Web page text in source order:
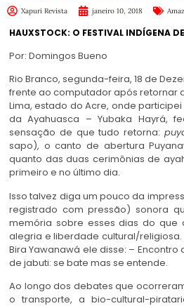
Xapuri Revista janeiro 10, 2018
HAUXSTOCK: O FESTIVAL INDÍGENA
Por: Domingos Bueno
Rio Branco, segunda-feira, 18 de
frente ao computador após retornar
Lima, estado do Acre, onde
da Ayahuasca – Yubaka Hayrá,
sensação de que tudo retorna:
sapo), o canto de abertura
quanto das duas cerimônias de
primeiro e no último dia.
Isso talvez diga um pouco da
registrado com pressão) sonora
memória sobre esses dias do que
alegria e liberdade cultural/religiosa.
Bira Yawanawá ele disse: –
de jabuti: se bate mas se entende.
Ao longo dos debates que
o transporte, a bio-cultural-